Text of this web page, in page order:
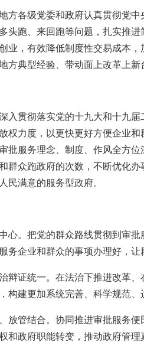
各级党委和政府认真贯彻党中
头跑、来回跑等问题，扎实推
业，有效降低制度性交易成本
方典型经验、带动面上改革上
贯彻落实党的十九大和十九届
权力度，以更快更好方便企业
批服务理念、制度、作风全方
群众跑政府的次数，不断优化
民满意的服务型政府。
把党的群众路线贯彻到审批
务企业和群众的事项办理好，
统一。在法治下推进改革、
构建更加系统完善、科学规范
结合。协同推进审批服务便
和政府职能转变，推动政府管